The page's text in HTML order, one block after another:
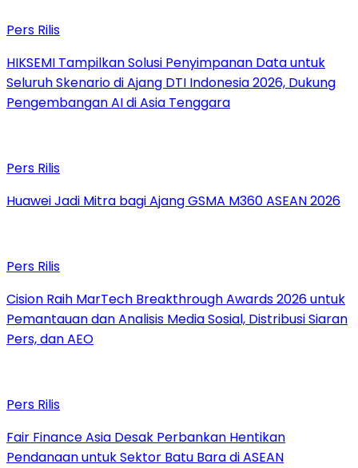
Pers Rilis
HIKSEMI Tampilkan Solusi Penyimpanan Data untuk
Seluruh Skenario di Ajang DTI Indonesia 2026, Dukung
Pengembangan AI di Asia Tenggara
Pers Rilis
Huawei Jadi Mitra bagi Ajang GSMA M360 ASEAN 2026
Pers Rilis
Cision Raih MarTech Breakthrough Awards 2026 untuk
Pemantauan dan Analisis Media Sosial, Distribusi Siaran
Pers, dan AEO
Pers Rilis
Fair Finance Asia Desak Perbankan Hentikan
Pendanaan untuk Sektor Batu Bara di ASEAN